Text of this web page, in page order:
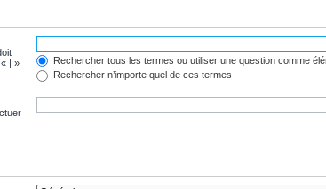
| »
Rechercher tous les termes ou utiliser une question comme
Rechercher n’importe quel de ces termes